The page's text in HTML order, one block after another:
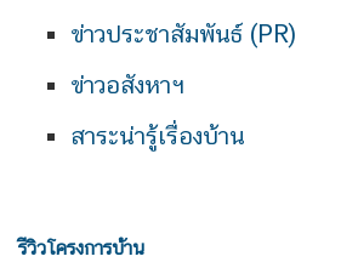
ข่าวประชาสัมพันธ์ (PR)
ข่าวอสังหาฯ
สาระน่ารู้เรื่องบ้าน
รีวิวโครงการบ้าน